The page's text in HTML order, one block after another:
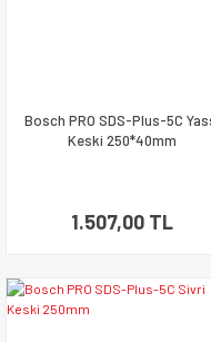
Bosch PRO SDS-Plus-5C
Keski 250*40mm
1.507,00 TL